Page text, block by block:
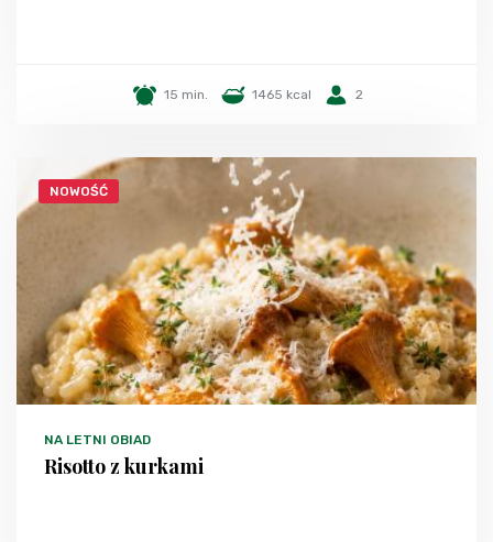
15 min. 1465 kcal 2
NOWOŚĆ
NA LETNI OBIAD
Risotto z kurkami